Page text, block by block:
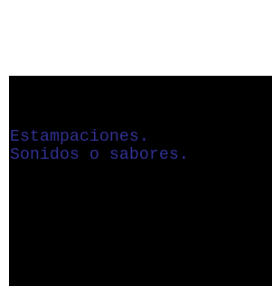
Estampaciones.
Sonidos o sabores .